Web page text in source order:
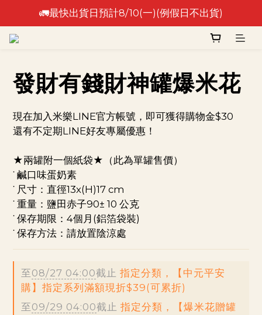
🚛最快出貨日預計8/10(一)(例假日不出貨)
🚛最快出貨日預計8/10(一)(例假日不出貨)
⚠️出貨日非到貨日，實際到貨依物流作業時間為準⚠️
發財有錢財神罐爆米花
現在加入米樂LINE官方帳號，即可獲得購物金$30
還有不定期LINE好友專屬優惠！
★兩罐附一個紙袋★（此為單罐售價）
˙ 鹹口味蛋奶素
˙ 尺寸：直徑13x(H)17 cm
˙ 重量：鹽田赤子90± 10 公克
˙ 保存期限：4個月(鋁箔袋裝)
˙ 保存方法：請放置陰涼處
至08/27 04:00截止 指定分類，【中元平安
購】指定系列滿額現折$39(可累折)
至09/29 04:00截止 指定分類，【爆米花贈罐